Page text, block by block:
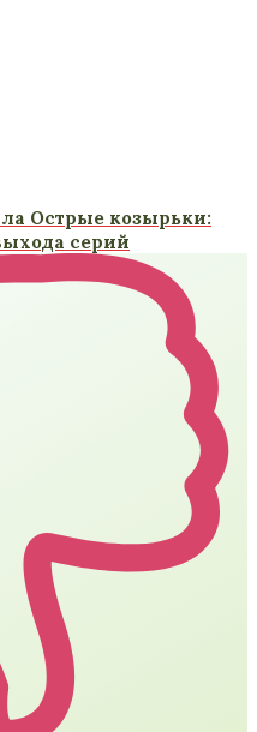
Острые козырьки:
серий